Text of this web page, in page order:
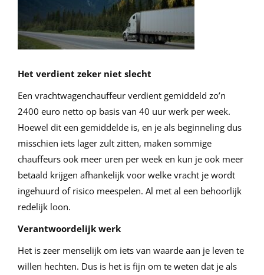
Het verdient zeker niet slecht
Een vrachtwagenchauffeur verdient gemiddeld zo’n
2400 euro netto op basis van 40 uur werk per week.
Hoewel dit een gemiddelde is, en je als beginneling dus
misschien iets lager zult zitten, maken sommige
chauffeurs ook meer uren per week en kun je ook meer
betaald krijgen afhankelijk voor welke vracht je wordt
ingehuurd of risico meespelen. Al met al een behoorlijk
redelijk loon.
Verantwoordelijk werk
Het is zeer menselijk om iets van waarde aan je leven te
willen hechten. Dus is het is fijn om te weten dat je als